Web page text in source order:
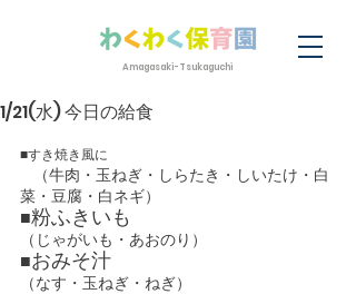
Amagasaki-Tsukaguchi
1/21(水) 今日の給食
■すき焼き風に
（牛肉・玉ねぎ・しらたき・しいたけ・白
菜・豆腐・白ネギ）
■粉ふきいも
（じゃがいも・あおのり）
■おみそ汁
（なす・玉ねぎ・ねぎ）